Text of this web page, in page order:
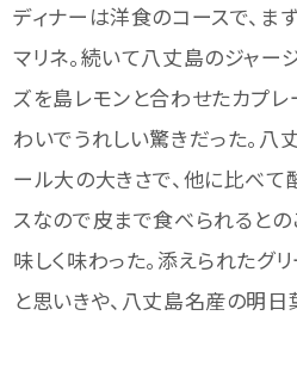
ディナーは洋食のコースで、
マリネ。続いて八丈島のジャー
ズを島レモンと合わせたカプ
わいでうれしい驚きだった。八
ール大の大きさで、他に比べて
スなので皮まで食べられるとの
味しく味わった。添えられたグ
と思いきや、八丈島名産の明日